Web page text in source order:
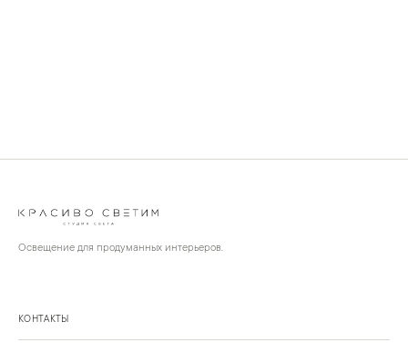
Освещение для продуманных интерьеров.
КОНТАКТЫ